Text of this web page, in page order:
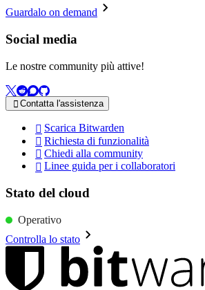
Guardalo on demand
Social media
Le nostre community più attive!
 Contatta l'assistenza
 Scarica Bitwarden
 Richiesta di funzionalità
 Chiedi alla community
 Linee guida per i collaboratori
Stato del cloud
Operativo
Controlla lo stato